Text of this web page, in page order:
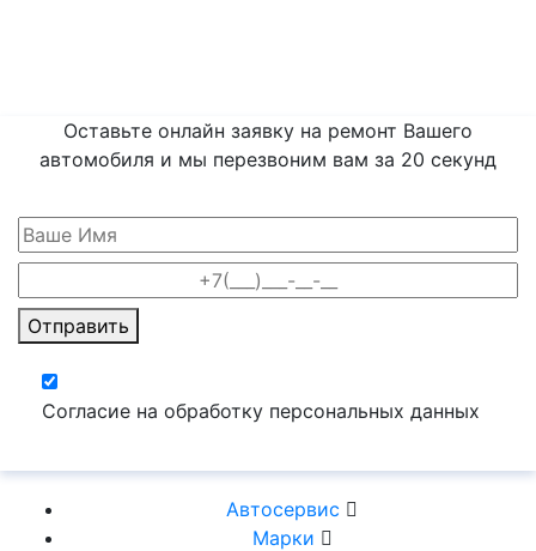
Оставьте онлайн заявку на ремонт Вашего
автомобиля и мы перезвоним вам за 20 секунд
Отправить
Согласие на обработку персональных данных
Автосервис
Марки